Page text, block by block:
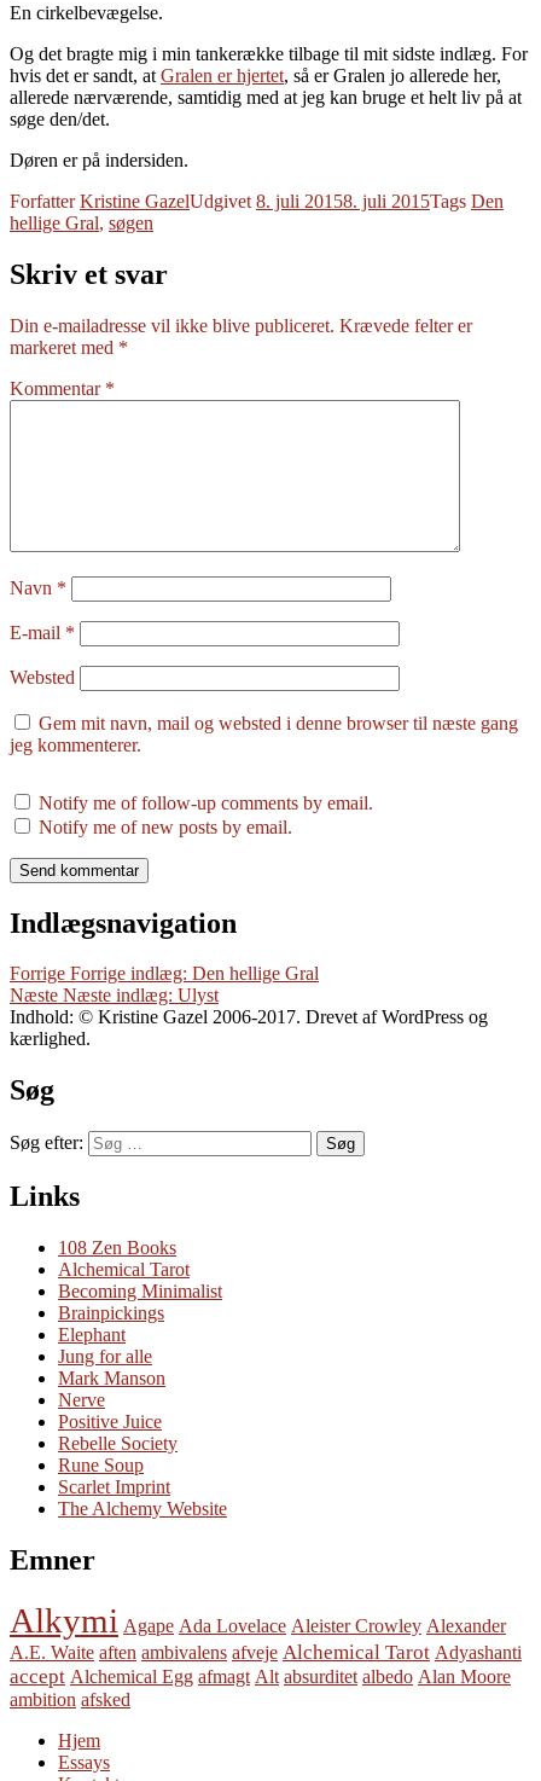
En cirkelbevægelse.
Og det bragte mig i min tankerække tilbage til mit sidste indlæg. For
hvis det er sandt, at Gralen er hjertet, så er Gralen jo allerede her,
allerede nærværende, samtidig med at jeg kan bruge et helt liv på at
søge den/det.
Døren er på indersiden.
ForfatterKristine GazelUdgivet 8. juli 20158. juli 2015Tags Den
hellige Gral, søgen
Skriv et svar
Din e-mailadresse vil ikke blive publiceret. Krævede felter er
markeret med *
Kommentar *
Navn *
E-mail *
Websted
Gem mit navn, mail og websted i denne browser til næste gang
jeg kommenterer.
Notify me of follow-up comments by email.
Notify me of new posts by email.
Indlægsnavigation
Forrige Forrige indlæg: Den hellige Gral
Næste Næste indlæg: Ulyst
Indhold: © Kristine Gazel 2006-2017. Drevet af WordPress og
kærlighed.
Søg
Søg efter: Søg
Links
108 Zen Books
Alchemical Tarot
Becoming Minimalist
Brainpickings
Elephant
Jung for alle
Mark Manson
Nerve
Positive Juice
Rebelle Society
Rune Soup
Scarlet Imprint
The Alchemy Website
Emner
Alkymi Agape Ada Lovelace Aleister Crowley Alexander
A.E. Waite aften ambivalens afveje Alchemical Tarot Adyashanti
accept Alchemical Egg afmagt Alt absurditet albedo Alan Moore
ambition afsked
Hjem
Essays